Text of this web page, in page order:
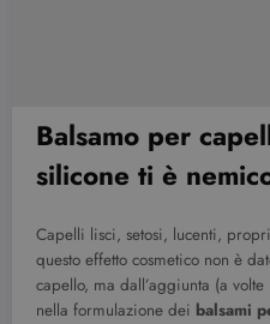
Balsamo per
silicone ti è
Capelli lisci, setosi, lucenti,
questo effetto cosmetico non è
capello, ma dall’aggiunta (a volte
nella formulazione dei balsami